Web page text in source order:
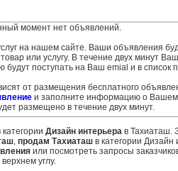
момент нет объявлений.
на нашем сайте. Ваши объявления
или услугу. В течение двух минут
поступать на Ваш emial и в список
от размещения бесплатного
и заполните информацию о Вашем
размещено в течение двух минут.
Дизайн интерьерав Тахиаташ.
, продам Тахиаташв категории Дизайн
или посмотреть запросы
углу.